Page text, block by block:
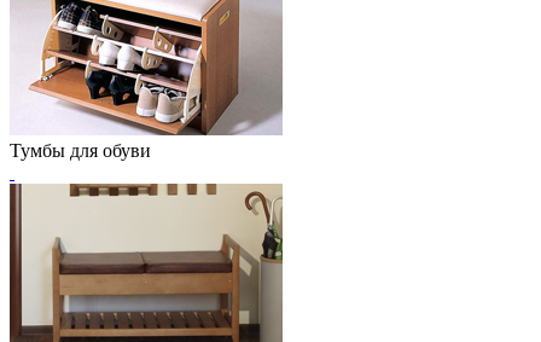
Тумбы для обуви